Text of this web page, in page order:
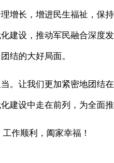
增长，增进民生福祉，保
建设，推动军民融合深度
结的大好局面。
让我们更加紧密地团结
建设中走在前列，为全面
作顺利，阖家幸福！